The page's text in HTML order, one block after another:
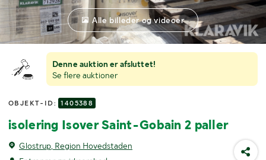
Denne auktion er afsluttet!
Se flere auktioner
OBJEKT-ID: 1405388
isolering Isover Saint-Gobain 2 paller
Glostrup, Region Hovedstaden
Alle billeder og videoer